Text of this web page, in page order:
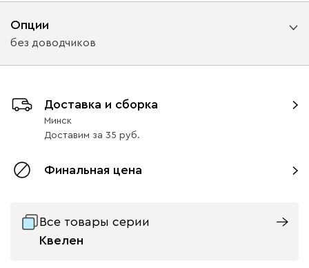
Опции
без доводчиков
с доводчиками без доводчиков
Доставка и сборка
Минск
Доставим за 35
Финальная цена
Все товары серии
Квелен